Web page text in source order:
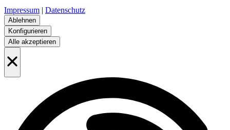
Impressum | Datenschutz
Ablehnen
Konfigurieren
Alle akzeptieren